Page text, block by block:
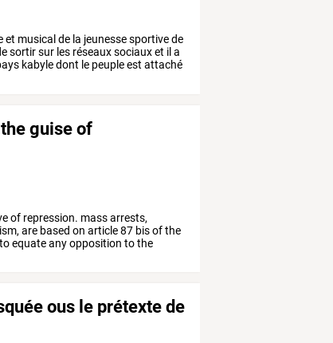
et musical de la jeunessesportivede
sortirsur les réseauxsociauxet il a
kabyledont le peupleest attaché
guise of
of repression. massarrests,
are based on article87 bisofthe
toequateanyopposition tothe
ous le prétexte de